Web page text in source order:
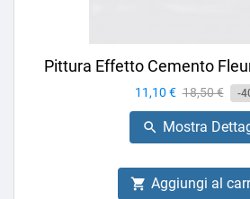
Pittura Effetto Cemento
Prezzo
11,10 € Prezzo
base
18,50 € -
 Mostra
 Aggiungi al